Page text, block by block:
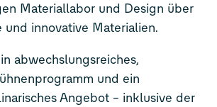
Materiallabor und Design über
und innovative Materialien.
abwechslungsreiches,
und ein
Angebot – inklusive der